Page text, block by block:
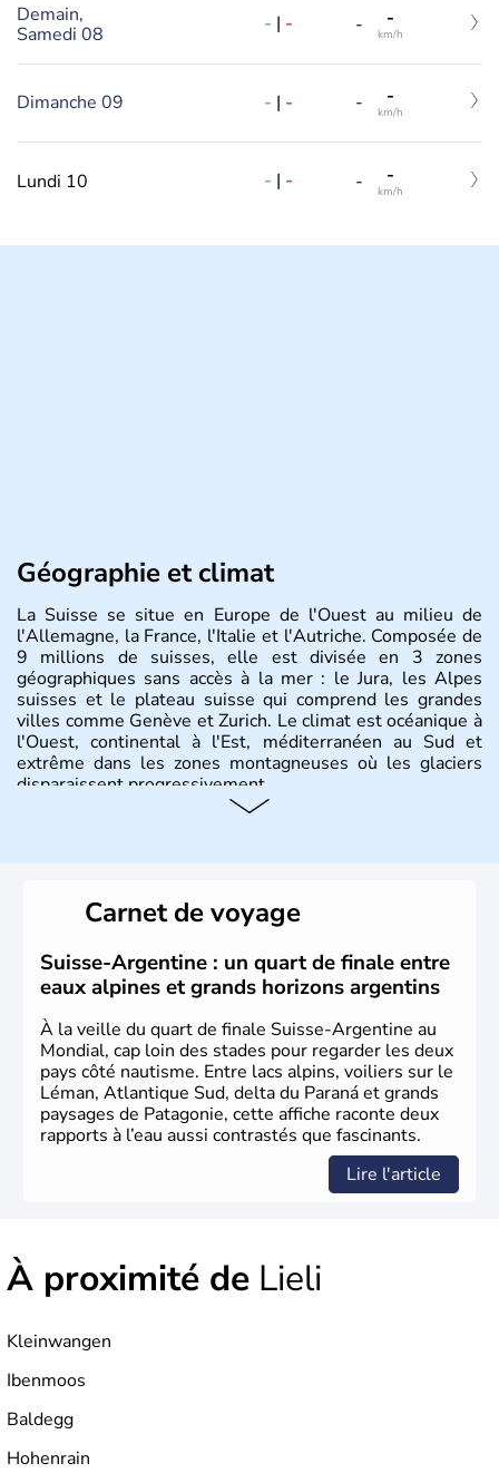
Demain,
Samedi 08
- | - - -
km/h
Dimanche 09 - | - - -
km/h
Lundi 10 - | - - -
km/h
Géographie et climat
La Suisse se situe en Europe de l'Ouest au milieu de
l'Allemagne, la France, l'Italie et l'Autriche. Composée de
9 millions de suisses, elle est divisée en 3 zones
géographiques sans accès à la mer : le Jura, les Alpes
suisses et le plateau suisse qui comprend les grandes
villes comme Genève et Zurich. Le climat est océanique à
l'Ouest, continental à l'Est, méditerranéen au Sud et
extrême dans les zones montagneuses où les glaciers
disparaissent progressivement.
féodal marque la naissance de la Suisse sous la forme
d'une alliance composée de plusieurs cantons. L'Etat
fédéral n'est créé qu'en 1848 et signe l'abolition des
frontières, ainsi que l'établissement d'une monnaie
unique et d'une armée. La première constitution est
rédigée à la même année, le droit de référendum est
ajouté 26 ans plus tard.
Carnet de voyage
Suisse-Argentine : un quart de finale entre
eaux alpines et grands horizons argentins
À la veille du quart de finale Suisse-Argentine au
Mondial, cap loin des stades pour regarder les deux
pays côté nautisme. Entre lacs alpins, voiliers sur le
Léman, Atlantique Sud, delta du Paraná et grands
paysages de Patagonie, cette affiche raconte deux
rapports à l’eau aussi contrastés que fascinants.
Lire l'article
À proximité de Lieli
Kleinwangen
Ibenmoos
Baldegg
Hohenrain